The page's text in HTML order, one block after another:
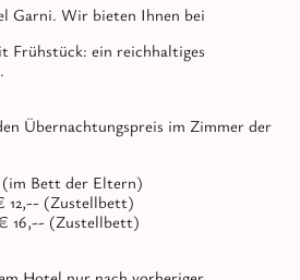
Garni. Wir bieten Ihnen bei
Frühstück: ein reichhaltiges
Übernachtungspreis im Zimmer der
(im Bett der Eltern)
12,-- (Zustellbett)
€ 16,-- (Zustellbett)